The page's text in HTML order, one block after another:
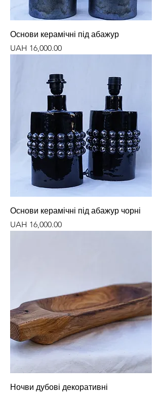
Основи керамічні під абажур
Price
UAH 16,000.00
Основи керамічні під абажур чорні
Price
UAH 16,000.00
Ночви дубові декоративні